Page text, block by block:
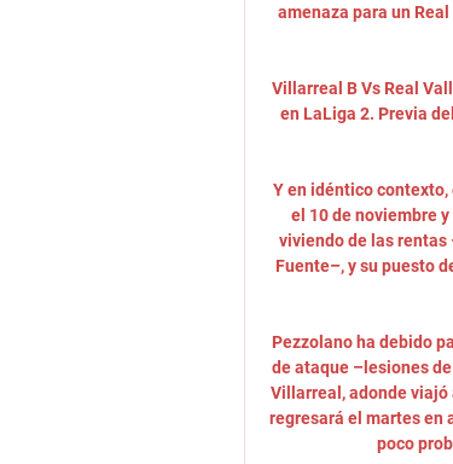
amenaza para un
Villarreal B Vs Real
en LaLiga 2. Previa
Y en idéntico contexto,
el 10 de noviembre
viviendo de las rentas
Fuente–, y su puesto
Pezzolano ha debido
de ataque –lesiones
Villarreal, adonde viajó
regresará el martes en
poco